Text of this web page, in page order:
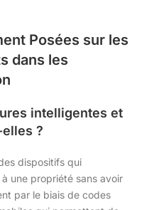
Posées sur les
dans les
intelligentes et
?
dispositifs qui
une propriété sans avoir
par le biais de codes